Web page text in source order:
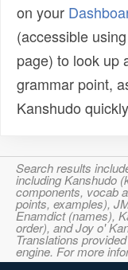
on your
(accessible
page) to look up
grammar point,
Kanshudo
Search results
including Kanshudo
components, vocab
points, examples),
Enamdict (names),
order), and Joy o'
Translations
engine. For more